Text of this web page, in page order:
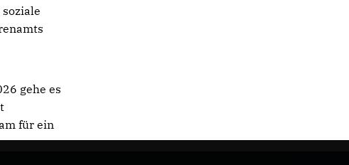
gehe es
für ein